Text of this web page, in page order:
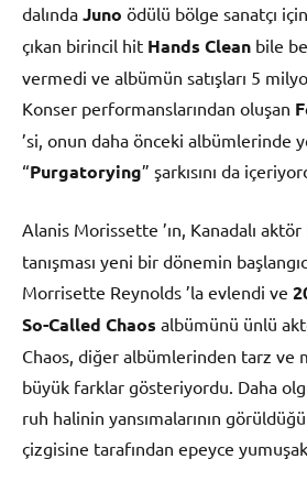
dalında Juno ödülü bölge sanatçı
çıkan birincil hit Hands Clean bile
vermedi ve albümün satışları 5 milyon
Konser performanslarından oluşan
’si, onun daha önceki albümlerinde
“Purgatorying” şarkısını da
Alanis Morissette ’ın, Kanadalı aktör
tanışması yeni bir dönemin
Morrisette Reynolds ’la evlendi ve
So-Called Chaos albümünü ünlü
Chaos, diğer albümlerinden tarz ve
büyük farklar gösteriyordu. Daha
ruh halinin yansımalarının
çizgisine tarafından epeyce